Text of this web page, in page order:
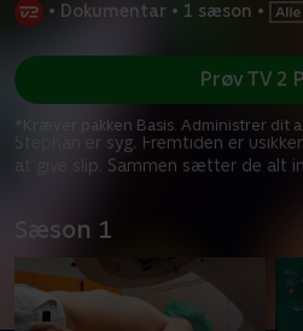
• Dokumentar • 1 sæson •
Stephan er syg. Fremtiden er
at give slip. Sammen sætter de alt
Prøv TV 2
*Kræver pakken Basis. Administrer dit
Sæson 1